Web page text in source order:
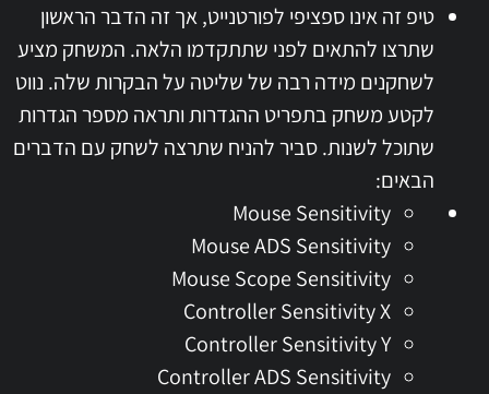
טיפ זה אינו ספציפי לפורטנייט, אך זה הדבר הראשון
שתרצו להתאים לפני שתתקדמו הלאה. המשחק מציע
לשחקנים מידה רבה של שליטה על הבקרות שלה. נווט
לקטע משחק בתפריט ההגדרות ותראה מספר הגדרות
שתוכל לשנות. סביר להניח שתרצה לשחק עם הדברים
הבאים:
Mouse Sensitivity
Mouse ADS Sensitivity
Mouse Scope Sensitivity
Controller Sensitivity X
Controller Sensitivity Y
Controller ADS Sensitivity